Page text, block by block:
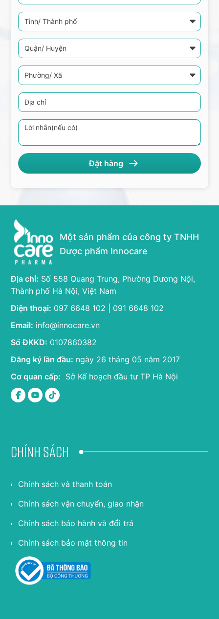
Một sản phẩm của công ty TNHH
Dược phẩm Innocare
Địa chỉ: Số 558 Quang Trung, Phường Dương Nội,
Thành phố Hà Nội, Việt Nam
Điện thoại: 097 6648 102 | 091 6648 102
Email: info@innocare.vn
Số ĐKKD: 0107860382
Đăng ký lần đầu: ngày 26 tháng 05 năm 2017
Cơ quan cấp: Sở Kế hoạch đầu tư TP Hà Nội
Chính sách
Chính sách và thanh toán
Chính sách vận chuyển, giao nhận
Chính sách bảo hành và đổi trả
Chính sách bảo mật thông tin